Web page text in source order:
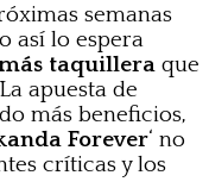
semanas
así lo espera
taquillera que
La apuesta de
más beneficios,
Forever‘ no
críticas y los